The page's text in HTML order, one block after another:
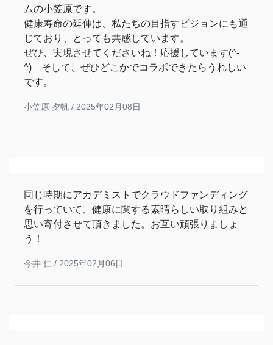
ムの小笠原です。
健康寿命の延伸は、私たちの目指すビジョンにも通
じており、とっても共感しています。
ぜひ、実現させてくださいね！応援しています(^-
^) そして、ぜひどこかでコラボできたらうれしい
です。
小笠原 夕帆 / 2025年02月08日
同じ時期にアカデミストでクラウドファンディング
を行っていて、健康に関する素晴らしい取り組みと
思い寄付させて頂きました。お互い頑張りましょ
う！
今井 仁 / 2025年02月06日